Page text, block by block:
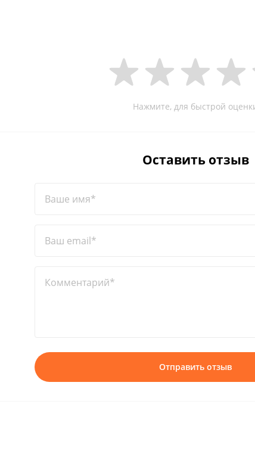
Нажмите, для быстрой
Оставить отзыв
Ваше имя*
Ваш email*
Комментарий*
Отправить отзыв